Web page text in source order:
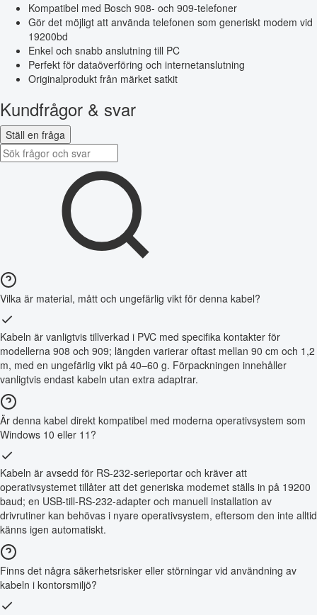
Kompatibel med Bosch 908- och 909-telefoner
Gör det möjligt att använda telefonen som generiskt modem vid
19200bd
Enkel och snabb anslutning till PC
Perfekt för dataöverföring och internetanslutning
Originalprodukt från märket satkit
Kundfrågor & svar
Ställ en fråga
Vilka är material, mått och ungefärlig vikt för denna kabel?
Kabeln är vanligtvis tillverkad i PVC med specifika kontakter för
modellerna 908 och 909; längden varierar oftast mellan 90 cm och 1,2
m, med en ungefärlig vikt på 40–60 g. Förpackningen innehåller
vanligtvis endast kabeln utan extra adaptrar.
Är denna kabel direkt kompatibel med moderna operativsystem som
Windows 10 eller 11?
Kabeln är avsedd för RS-232-serieportar och kräver att
operativsystemet tillåter att det generiska modemet ställs in på 19200
baud; en USB-till-RS-232-adapter och manuell installation av
drivrutiner kan behövas i nyare operativsystem, eftersom den inte alltid
känns igen automatiskt.
Finns det några säkerhetsrisker eller störningar vid användning av
kabeln i kontorsmiljö?